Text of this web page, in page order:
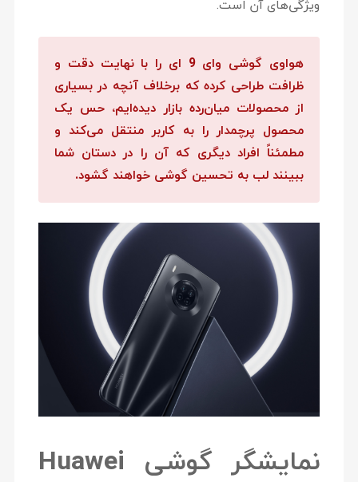
ویژگی‌های آن است.
هواوی گوشی وای 9 ای را با نهایت دقت و
ظرافت طراحی کرده که برخلاف آنچه در بسیاری
از محصولات میان‌رده بازار دیده‌ایم، حس یک
محصول پرچمدار را به کاربر منتقل می‌کند و
مطمئناً افراد دیگری که آن را در دستان شما
ببینند لب به تحسین گوشی خواهند گشود.
نمایشگر گوشی Huawei